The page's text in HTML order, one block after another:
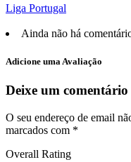
Liga Portugal
Ainda não há
Adicione uma Avaliação
Deixe um comentário
O seu endereço de email
marcados com *
Overall Rating